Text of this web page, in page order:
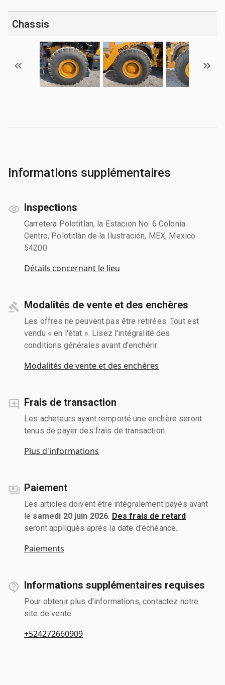
Chassis
Informations supplémentaires
Inspections
Carretera Polotitlan, la Estacion No. 6 Colonia
Centro, Polotitlán de la Ilustración, MEX, Mexico
54200
Détails concernant le lieu
Modalités de vente et des enchères
Les offres ne peuvent pas être retirées. Tout est
vendu « en l'état ». Lisez l'intégralité des
conditions générales avant d'enchérir.
Modalités de vente et des enchères
Frais de transaction
Les acheteurs ayant remporté une enchère seront
tenus de payer des frais de transaction.
Plus d'informations
Paiement
Les articles doivent être intégralement payés avant
le samedi 20 juin 2026 Des frais de retard
seront appliqués après la date d'échéance.
Paiements
Informations supplémentaires requises
Pour obtenir plus d'informations, contactez notre
site de vente.
+524272660909